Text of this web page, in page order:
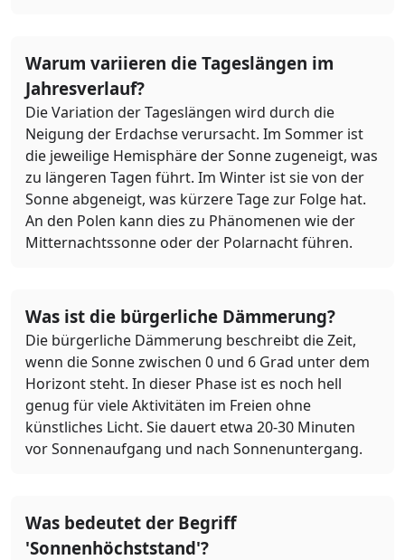
Warum variieren die Tageslängen im
Jahresverlauf?
Die Variation der Tageslängen wird durch die
Neigung der Erdachse verursacht. Im Sommer ist
die jeweilige Hemisphäre der Sonne zugeneigt, was
zu längeren Tagen führt. Im Winter ist sie von der
Sonne abgeneigt, was kürzere Tage zur Folge hat.
An den Polen kann dies zu Phänomenen wie der
Mitternachtssonne oder der Polarnacht führen.
Was ist die bürgerliche Dämmerung?
Die bürgerliche Dämmerung beschreibt die Zeit,
wenn die Sonne zwischen 0 und 6 Grad unter dem
Horizont steht. In dieser Phase ist es noch hell
genug für viele Aktivitäten im Freien ohne
künstliches Licht. Sie dauert etwa 20-30 Minuten
vor Sonnenaufgang und nach Sonnenuntergang.
Was bedeutet der Begriff
'Sonnenhöchststand'?